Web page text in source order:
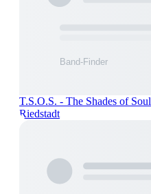
T.S.O.S. - The Shades of Soul
Riedstadt